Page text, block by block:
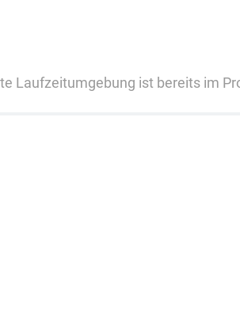
Laufzeitumgebung ist bereits im